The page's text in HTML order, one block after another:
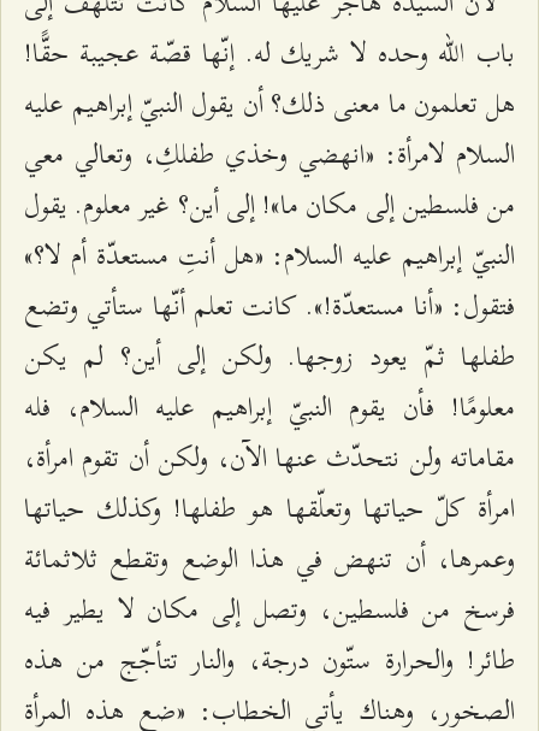
باب الله وحده لا شريك له. إنّها قصّة عجيبة حقًّا!
هل تعلمون ما معنى ذلك؟ أن يقول النبيّ إبراهيم عليه
السلام لامرأة: «انهضي وخذي طفلكِ، وتعالي معي
من فلسطين إلى مكان ما»! إلى أين؟ غير معلوم. يقول
النبيّ إبراهيم عليه السلام: «هل أنتِ مستعدّة أم لا؟»
فتقول: «أنا مستعدّة!». كانت تعلم أنّها ستأتي وتضع
طفلها ثمّ يعود زوجها. ولكن إلى أين؟ لم يكن
معلومًا! فأن يقوم النبيّ إبراهيم عليه السلام، فله
مقاماته ولن نتحدّث عنها الآن، ولكن أن تقوم امرأة،
امرأة كلّ حياتها وتعلّقها هو طفلها! وكذلك حياتها
وعمرها، أن تنهض في هذا الوضع وتقطع ثلاثمائة
فرسخ من فلسطين، وتصل إلى مكان لا يطير فيه
طائر! والحرارة ستّون درجة، والنار تتأجّج من هذه
الصخور، وهناك يأتي الخطاب: «ضع هذه المرأة